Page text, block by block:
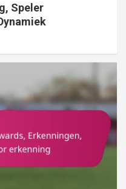
Speler